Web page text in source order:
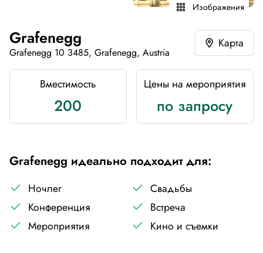
Изображения
Grafenegg
Grafenegg 10 3485, Grafenegg, Austria
Карта
Вместимость
200
Цены на мероприятия
по запросу
Grafenegg идеально подходит для:
Ночлег
Свадьбы
Конференция
Встреча
Мероприятия
Кино и съемки